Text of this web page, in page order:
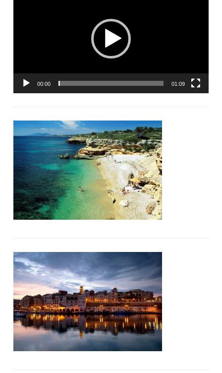
00:00 01:09